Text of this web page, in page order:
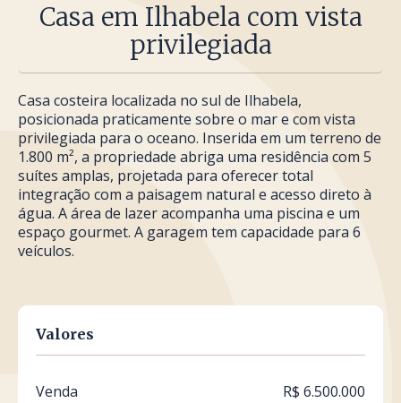
Casa em Ilhabela com vista
privilegiada
Casa costeira localizada no sul de Ilhabela,
posicionada praticamente sobre o mar e com vista
privilegiada para o oceano. Inserida em um terreno de
1.800 m², a propriedade abriga uma residência com 5
suítes amplas, projetada para oferecer total
integração com a paisagem natural e acesso direto à
água. A área de lazer acompanha uma piscina e um
espaço gourmet. A garagem tem capacidade para 6
veículos.
Valores
Venda
R$ 6.500.000